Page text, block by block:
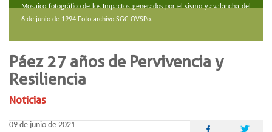
Mosaico fotográfico de los Impactos generados por el sismo y avalancha del
6 de junio de 1994 Foto archivo SGC-OVSPo.
Páez 27 años de Pervivencia y
Resiliencia
Noticias
09 de junio de 2021